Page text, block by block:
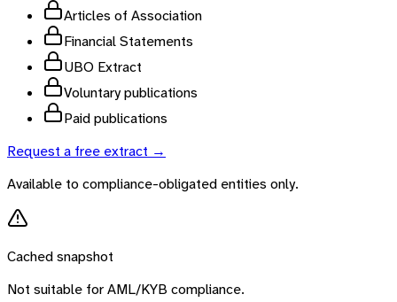
Articles of Association
Financial Statements
UBO Extract
Voluntary publications
Paid publications
Request a free extract →
Available to compliance-obligated entities only.
Cached snapshot
Not suitable for AML/KYB compliance.